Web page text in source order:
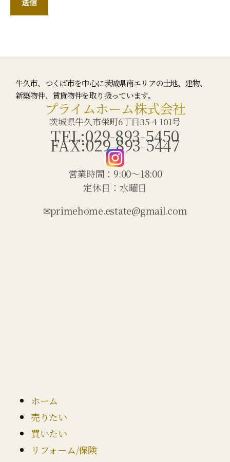
牛久市、つくば市を中心に茨城県南エリアの土地、建物、
新築物件、賃貸物件を取り扱っています。
プライムホーム株式会社
茨城県牛久市栄町6丁目35-4 101号
TEL:029-893-5450
FAX:029-893-5447
営業時間：9:00〜18:00
定休日：水曜日
✉primehome.estate@gmail.com
ホーム
売りたい
買いたい
リフォーム/保険